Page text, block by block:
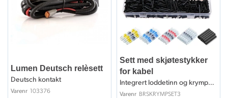
Lumen Deutsch relèsett
Deutsch kontakt
Varenr 103376
Sett med skjøtestykker
for kabel
Integrert loddetinn og krympestrømpe
Varenr BRSKRYMPSET3